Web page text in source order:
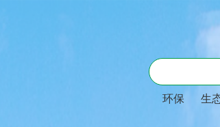
环保 生